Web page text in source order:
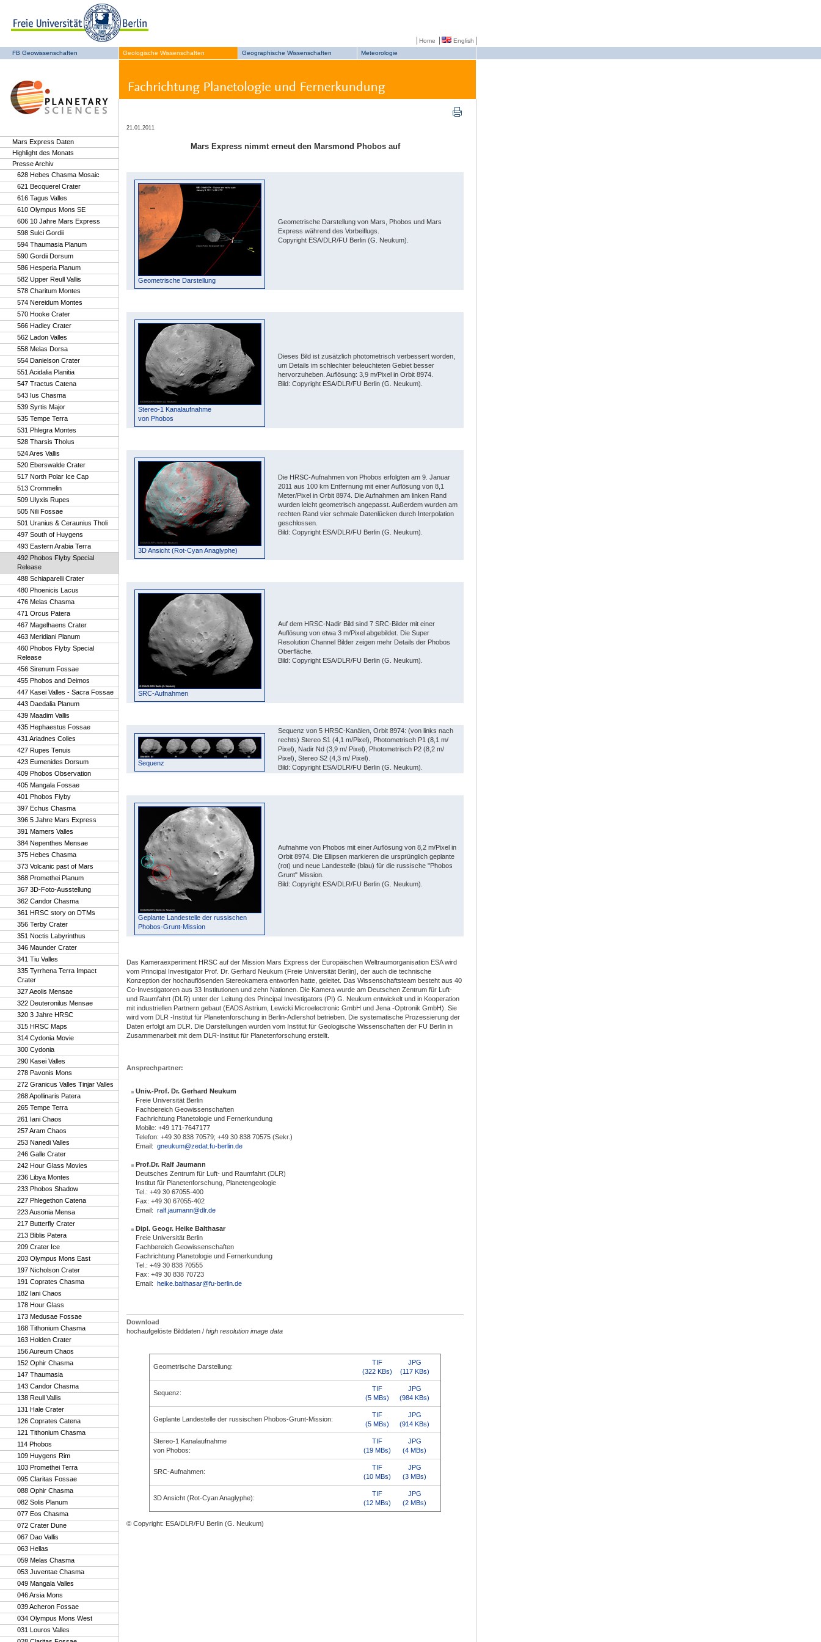
Home
English
FB Geowissenschaften
Geologische Wissenschaften Geographische Wissenschaften Meteorologie
Mars Express Daten
Highlight des Monats
Presse Archiv
628 Hebes Chasma Mosaic
621 Becquerel Crater
616 Tagus Valles
610 Olympus Mons SE
606 10 Jahre Mars Express
598 Sulci Gordii
594 Thaumasia Planum
590 Gordii Dorsum
586 Hesperia Planum
582 Upper Reull Vallis
578 Charitum Montes
574 Nereidum Montes
570 Hooke Crater
566 Hadley Crater
562 Ladon Valles
558 Melas Dorsa
554 Danielson Crater
551 Acidalia Planitia
547 Tractus Catena
543 Ius Chasma
539 Syrtis Major
535 Tempe Terra
531 Phlegra Montes
528 Tharsis Tholus
524 Ares Vallis
520 Eberswalde Crater
517 North Polar Ice Cap
513 Crommelin
509 Ulyxis Rupes
505 Nili Fossae
501 Uranius & Ceraunius Tholi
497 South of Huygens
493 Eastern Arabia Terra
492 Phobos Flyby Special
Release
488 Schiaparelli Crater
480 Phoenicis Lacus
476 Melas Chasma
471 Orcus Patera
467 Magelhaens Crater
463 Meridiani Planum
460 Phobos Flyby Special
Release
456 Sirenum Fossae
455 Phobos and Deimos
447 Kasei Valles - Sacra Fossae
443 Daedalia Planum
439 Maadim Vallis
435 Hephaestus Fossae
431 Ariadnes Colles
427 Rupes Tenuis
423 Eumenides Dorsum
409 Phobos Observation
405 Mangala Fossae
401 Phobos Flyby
397 Echus Chasma
396 5 Jahre Mars Express
391 Mamers Valles
384 Nepenthes Mensae
375 Hebes Chasma
373 Volcanic past of Mars
368 Promethei Planum
367 3D-Foto-Ausstellung
362 Candor Chasma
361 HRSC story on DTMs
356 Terby Crater
351 Noctis Labyrinthus
346 Maunder Crater
341 Tiu Valles
335 Tyrrhena Terra Impact
Crater
327 Aeolis Mensae
322 Deuteronilus Mensae
320 3 Jahre HRSC
315 HRSC Maps
314 Cydonia Movie
300 Cydonia
290 Kasei Valles
278 Pavonis Mons
272 Granicus Valles Tinjar Valles
268 Apollinaris Patera
265 Tempe Terra
261 Iani Chaos
257 Aram Chaos
253 Nanedi Valles
246 Galle Crater
242 Hour Glass Movies
236 Libya Montes
233 Phobos Shadow
227 Phlegethon Catena
223 Ausonia Mensa
217 Butterfly Crater
213 Biblis Patera
209 Crater Ice
203 Olympus Mons East
197 Nicholson Crater
191 Coprates Chasma
182 Iani Chaos
178 Hour Glass
173 Medusae Fossae
168 Tithonium Chasma
163 Holden Crater
156 Aureum Chaos
152 Ophir Chasma
147 Thaumasia
143 Candor Chasma
138 Reull Vallis
131 Hale Crater
126 Coprates Catena
121 Tithonium Chasma
114 Phobos
109 Huygens Rim
103 Promethei Terra
095 Claritas Fossae
088 Ophir Chasma
082 Solis Planum
077 Eos Chasma
072 Crater Dune
067 Dao Vallis
063 Hellas
059 Melas Chasma
053 Juventae Chasma
049 Mangala Valles
046 Arsia Mons
039 Acheron Fossae
034 Olympus Mons West
031 Louros Valles
21.01.2011
Mars Express nimmt erneut den Marsmond Phobos auf
Geometrische Darstellung
Geometrische Darstellung von Mars, Phobos und Mars
Express während des Vorbeiflugs.
Copyright ESA/DLR/FU Berlin (G. Neukum).
Stereo-1 Kanalaufnahme
von Phobos
Dieses Bild ist zusätzlich photometrisch verbessert worden,
um Details im schlechter beleuchteten Gebiet besser
hervorzuheben. Auflösung: 3,9 m/Pixel in Orbit 8974.
Bild: Copyright ESA/DLR/FU Berlin (G. Neukum).
3D Ansicht (Rot-Cyan Anaglyphe)
Die HRSC-Aufnahmen von Phobos erfolgten am 9. Januar
2011 aus 100 km Entfernung mit einer Auflösung von 8,1
Meter/Pixel in Orbit 8974. Die Aufnahmen am linken Rand
wurden leicht geometrisch angepasst. Außerdem wurden am
rechten Rand vier schmale Datenlücken durch Interpolation
geschlossen.
Bild: Copyright ESA/DLR/FU Berlin (G. Neukum).
SRC-Aufnahmen
Auf dem HRSC-Nadir Bild sind 7 SRC-Bilder mit einer
Auflösung von etwa 3 m/Pixel abgebildet. Die Super
Resolution Channel Bilder zeigen mehr Details der Phobos
Oberfläche.
Bild: Copyright ESA/DLR/FU Berlin (G. Neukum).
Sequenz
Sequenz von 5 HRSC-Kanälen, Orbit 8974: (von links nach
rechts) Stereo S1 (4,1 m/Pixel), Photometrisch P1 (8,1 m/
Pixel), Nadir Nd (3,9 m/ Pixel), Photometrisch P2 (8,2 m/
Pixel), Stereo S2 (4,3 m/ Pixel).
Bild: Copyright ESA/DLR/FU Berlin (G. Neukum).
Geplante Landestelle der russischen
Phobos-Grunt-Mission
Aufnahme von Phobos mit einer Auflösung von 8,2 m/Pixel in
Orbit 8974. Die Ellipsen markieren die ursprünglich geplante
(rot) und neue Landestelle (blau) für die russische "Phobos
Grunt" Mission.
Bild: Copyright ESA/DLR/FU Berlin (G. Neukum).
Das Kameraexperiment HRSC auf der Mission Mars Express der Europäischen Weltraumorganisation ESA wird
vom Principal Investigator Prof. Dr. Gerhard Neukum (Freie Universität Berlin), der auch die technische
Konzeption der hochauflösenden Stereokamera entworfen hatte, geleitet. Das Wissenschaftsteam besteht aus 40
Co-Investigatoren aus 33 Institutionen und zehn Nationen. Die Kamera wurde am Deutschen Zentrum für Luft-
und Raumfahrt (DLR) unter der Leitung des Principal Investigators (PI) G. Neukum entwickelt und in Kooperation
mit industriellen Partnern gebaut (EADS Astrium, Lewicki Microelectronic GmbH und Jena -Optronik GmbH). Sie
wird vom DLR -Institut für Planetenforschung in Berlin-Adlershof betrieben. Die systematische Prozessierung der
Daten erfolgt am DLR. Die Darstellungen wurden vom Institut für Geologische Wissenschaften der FU Berlin in
Zusammenarbeit mit dem DLR-Institut für Planetenforschung erstellt.
Ansprechpartner:
Univ.-Prof. Dr. Gerhard Neukum
Freie Universität Berlin
Fachbereich Geowissenschaften
Fachrichtung Planetologie und Fernerkundung
Mobile: +49 171-7647177
Telefon: +49 30 838 70579; +49 30 838 70575 (Sekr.)
Email: gneukum@zedat.fu-berlin.de
Prof.Dr. Ralf Jaumann
Deutsches Zentrum für Luft- und Raumfahrt (DLR)
Institut für Planetenforschung, Planetengeologie
Tel.: +49 30 67055-400
Fax: +49 30 67055-402
Email: ralf.jaumann@dlr.de
Dipl. Geogr. Heike Balthasar
Freie Universität Berlin
Fachbereich Geowissenschaften
Fachrichtung Planetologie und Fernerkundung
Tel.: +49 30 838 70555
Fax: +49 30 838 70723
Email: heike.balthasar@fu-berlin.de
Download
hochaufgelöste Bilddaten / high resolution image data
Geometrische Darstellung:
TIF
(322 KBs)
JPG
(117 KBs)
Sequenz:
TIF
(5 MBs)
JPG
(984 KBs)
Geplante Landestelle der russischen Phobos-Grunt-Mission:
TIF
(5 MBs)
JPG
(914 KBs)
Stereo-1 Kanalaufnahme
von Phobos:
TIF
(19 MBs)
JPG
(4 MBs)
SRC-Aufnahmen:
TIF
(10 MBs)
JPG
(3 MBs)
3D Ansicht (Rot-Cyan Anaglyphe):
TIF
(12 MBs)
JPG
(2 MBs)
© Copyright: ESA/DLR/FU Berlin (G. Neukum)